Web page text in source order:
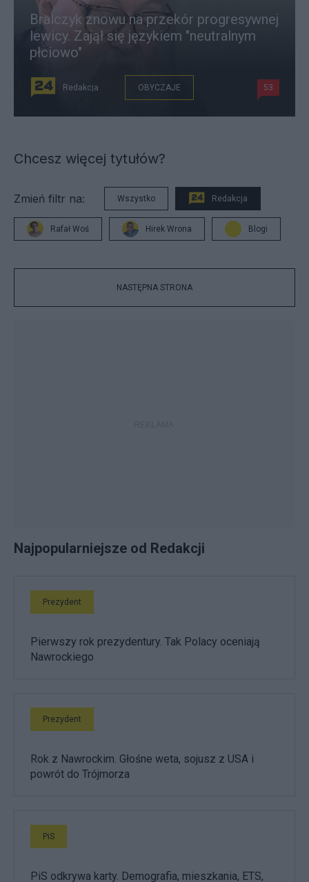
Bralczyk znowu na przekór progresywnej
lewicy. Zajął się językiem "neutralnym
płciowo"
Redakcja OBYCZAJE 53
Chcesz więcej tytułów?
Zmień filtr na: Wszystko Redakcja
Rafał Woś Hirek Wrona Blogi
NASTĘPNA STRONA
Najpopularniejsze od Redakcji
Prezydent
Pierwszy rok prezydentury. Tak Polacy oceniają
Nawrockiego
Prezydent
Rok z Nawrockim. Głośne weta, sojusz z USA i
powrót do Trójmorza
PiS
PiS odkrywa karty. Demografia, mieszkania, ETS,